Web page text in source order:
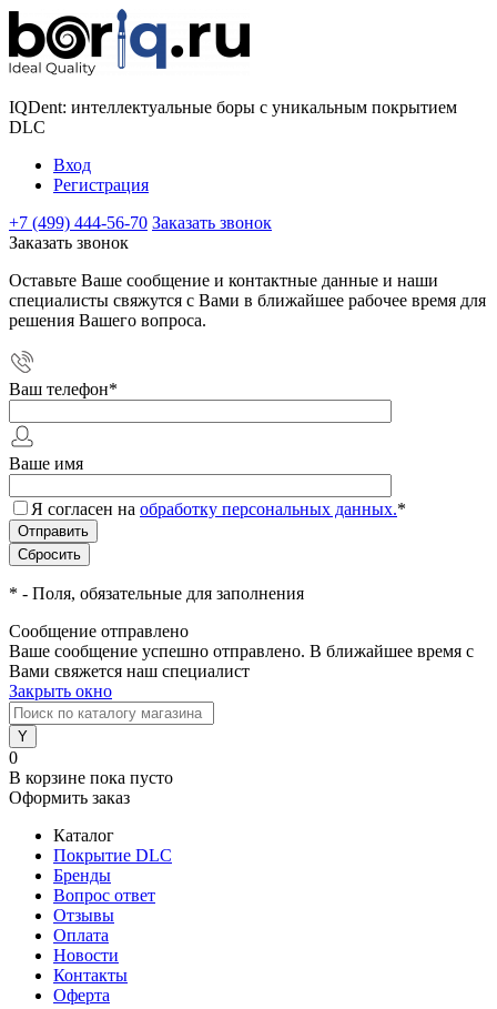
IQDent: интеллектуальные боры с уникальным покрытием
DLC
Вход
Регистрация
+7 (499) 444-56-70 Заказать звонок
Заказать звонок
Оставьте Ваше сообщение и контактные данные и наши
специалисты свяжутся с Вами в ближайшее рабочее время для
решения Вашего вопроса.
Ваш телефон*
Ваше имя
Я согласен на обработку персональных данных.*
* - Поля, обязательные для заполнения
Сообщение отправлено
Ваше сообщение успешно отправлено. В ближайшее время с
Вами свяжется наш специалист
Закрыть окно
0
В корзине пока пусто
Оформить заказ
Каталог
Покрытие DLC
Бренды
Вопрос ответ
Отзывы
Оплата
Новости
Контакты
Оферта